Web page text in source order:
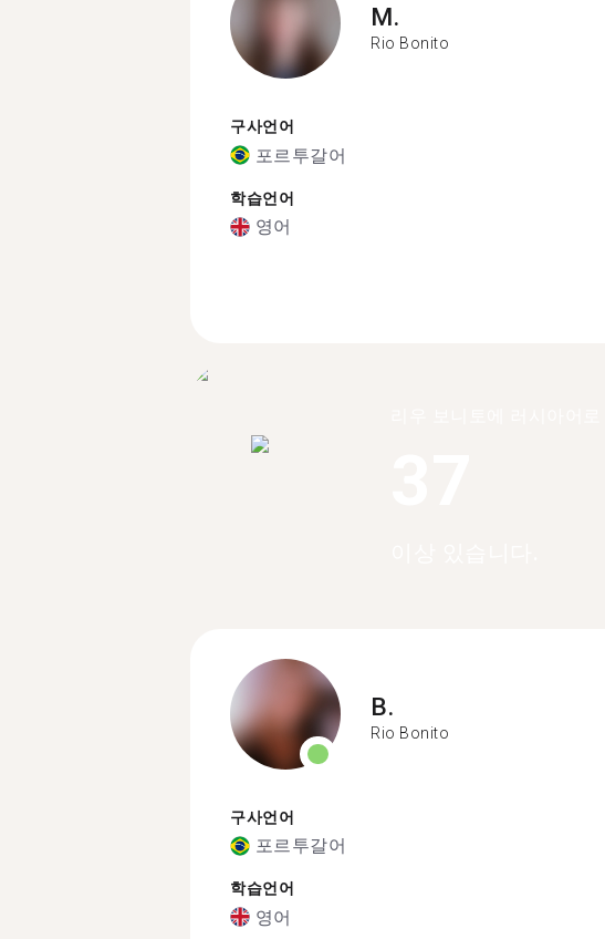
M.
Rio Bonito
구사언어
포르투갈어
학습언어
영어
B.
Rio Bonito
구사언어
포르투갈어
학습언어
영어